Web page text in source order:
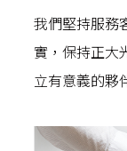
我們堅持服務
實，保持正大
立有意義的夥